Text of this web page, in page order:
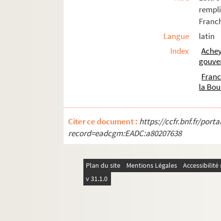
Fol. 359. « Ordre du prince
2. « Table des pièces contenües en ce
7. Instructions données par
19. Lettre autographe de Marguerite
20. Chartes concernant les franchises
30. Avis de droit sur la question de
91. « Compteroolle des billetz des
95. Sentence de l'empereur Charles-
102. Deux lettres de l'empereur
104. Deux lettres de Jean d'Andelot,
109. Minutes de la main de Simon
120. « Confédération des Pays-Bas
Langue
latin
Index
la
Citer ce document : https://ccfr.bnf.fr/
record=eadcgm:EADC:a80207638
Plan du site Mentions Légales
v 31.1.0